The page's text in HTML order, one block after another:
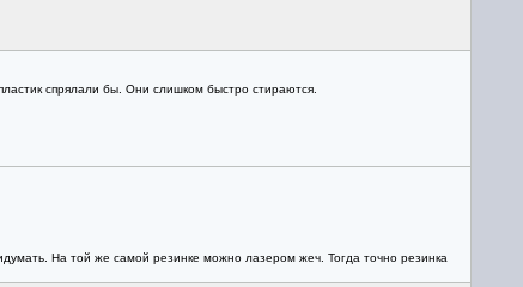
спрялали бы. Они слишком быстро стираются.
На той же самой резинке можно лазером жеч. Тогда точно резинка